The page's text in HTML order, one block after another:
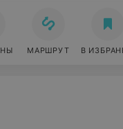
МАРШРУТ В